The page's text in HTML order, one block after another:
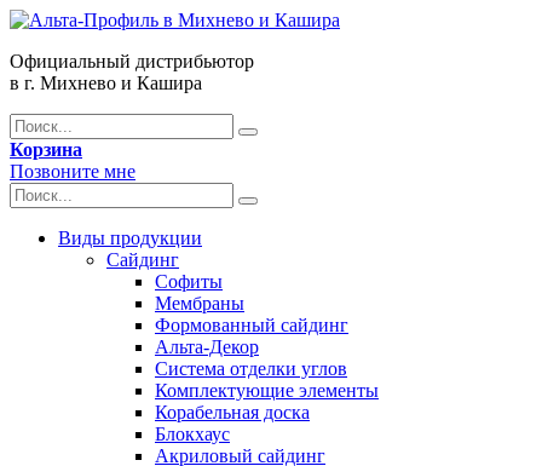
Официальный дистрибьютор
в г. Михнево и Кашира
Корзина
Позвоните мне
Виды продукции
Сайдинг
Софиты
Мембраны
Формованный сайдинг
Альта-Декор
Система отделки углов
Комплектующие элементы
Корабельная доска
Блокхаус
Акриловый сайдинг